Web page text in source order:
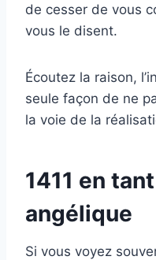
de cesser de vous
vous le disent.
Écoutez la raison,
seule façon de ne
la voie de la
1411 en
angélique
Si vous voyez